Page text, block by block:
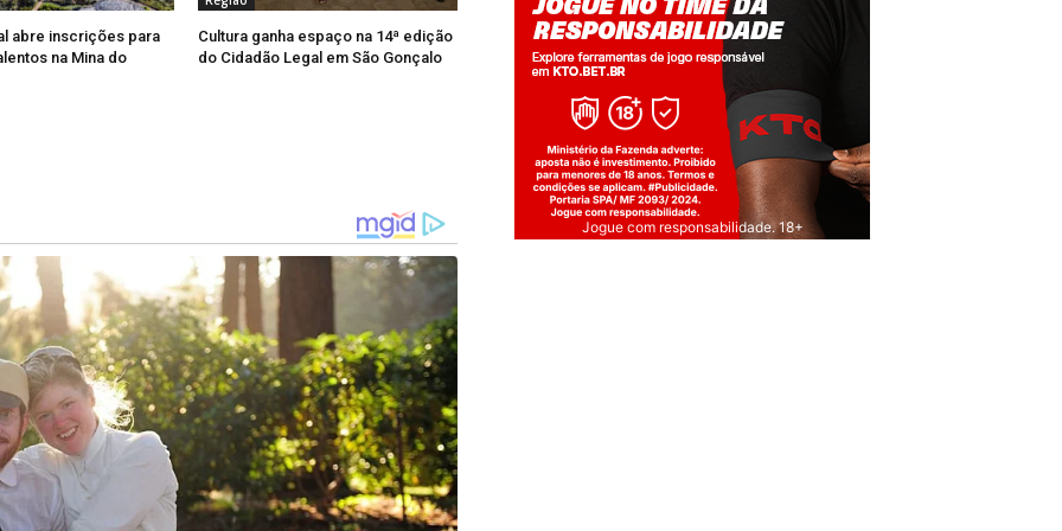
Dom Joaquim Silvério, 174, no Centro.
provisoriamente na Rua Temístocles
Vasconcelos, garantindo a continuidade dos
pública e o compromisso da Câmara com o
abre inscrições para
na Mina do
Cultura ganha espaço na 14ª edição
do Cidadão Legal em São Gonçalo
Jogue com responsabilidade. 18+